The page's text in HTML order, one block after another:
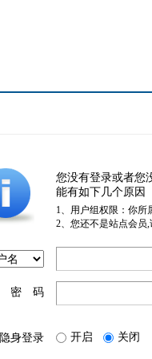
您没有登录或者您
能有如下几个原因
1、用户组权限：你所
2、您还不是站点会员
密 码
隐身登录 开启 关闭